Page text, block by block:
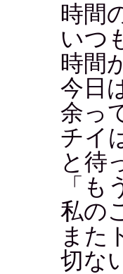
時間
いつ
時間
今日
余っ
チイ
と待
「
私の
また
切な